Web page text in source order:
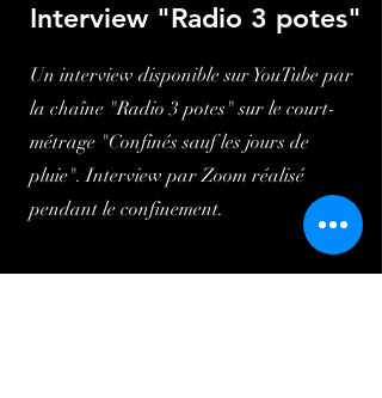
Interview "Radio 3 potes"
Un interview disponible sur YouTube par
la chaîne "Radio 3 potes" sur le court-
métrage "Confinés sauf les jours de
pluie". Interview par Zoom réalisé
pendant le confinement.